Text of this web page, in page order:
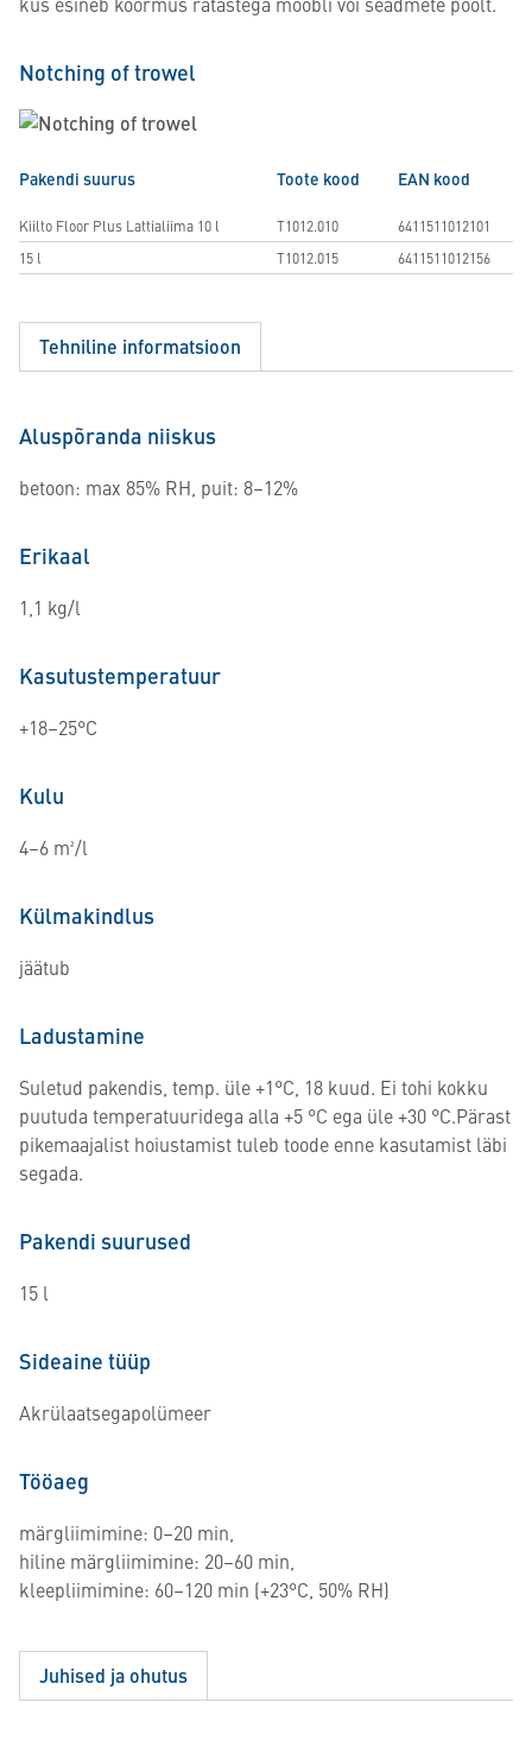
Notching of trowel
Pakendi suurus Toote kood EAN kood
Kiilto Floor Plus Lattialiima 10 l T1012.010
6411511012101
15 l
T1012.015 6411511012156
Tehniline informatsioon
Aluspõranda niiskus
betoon: max 85% RH, puit: 8–12%
Erikaal
1,1 kg/l
Kasutustemperatuur
+18–25°C
Kulu
4–6 m²/l
Külmakindlus
jäätub
Ladustamine
Suletud pakendis, temp. üle +1°C, 18 kuud. Ei tohi kokku
puutuda temperatuuridega alla +5 °C ega üle +30 °C.Pärast
pikemaajalist hoiustamist tuleb toode enne kasutamist läbi
segada.
Pakendi suurused
15 l
Sideaine tüüp
Akrülaatsegapolümeer
Tööaeg
märgliimimine: 0–20 min,
hiline märgliimimine: 20–60 min,
kleepliimimine: 60–120 min (+23°C, 50% RH)
Juhised ja ohutus